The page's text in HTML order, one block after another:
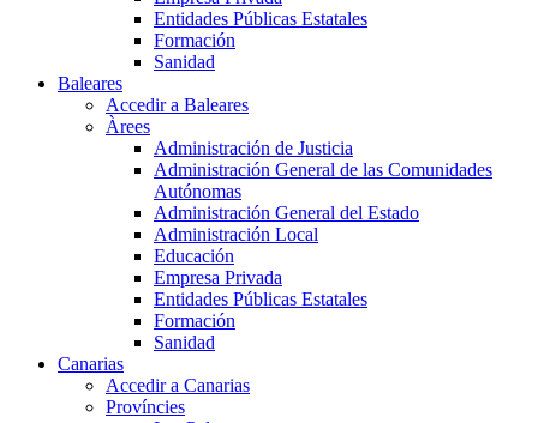
Entidades Públicas Estatales
Formación
Sanidad
Baleares
Accedir a Baleares
Àrees
Administración de Justicia
Administración General de las Comunidades
Autónomas
Administración General del Estado
Administración Local
Educación
Empresa Privada
Entidades Públicas Estatales
Formación
Sanidad
Canarias
Accedir a Canarias
Províncies